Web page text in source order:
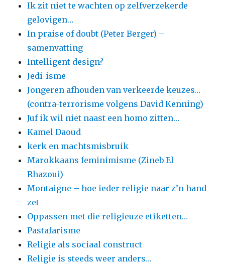
Ik zit niet te wachten op zelfverzekerde
gelovigen…
In praise of doubt (Peter Berger) –
samenvatting
Intelligent design?
Jedi-isme
Jongeren afhouden van verkeerde keuzes…
(contra-terrorisme volgens David Kenning)
Juf ik wil niet naast een homo zitten…
Kamel Daoud
kerk en machtsmisbruik
Marokkaans feminimisme (Zineb El
Rhazoui)
Montaigne – hoe ieder religie naar z’n hand
zet
Oppassen met die religieuze etiketten…
Pastafarisme
Religie als sociaal construct
Religie is steeds weer anders…